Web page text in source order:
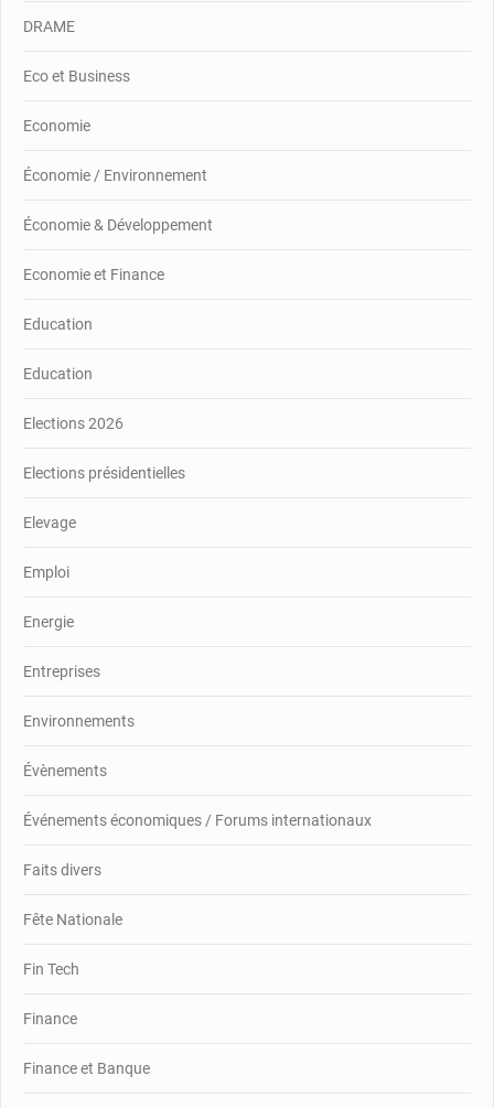
DRAME
Eco et Business
Economie
Économie / Environnement
Économie & Développement
Economie et Finance
Education
Education
Elections 2026
Elections présidentielles
Elevage
Emploi
Energie
Entreprises
Environnements
Évènements
Événements économiques / Forums internationaux
Faits divers
Fête Nationale
Fin Tech
Finance
Finance et Banque